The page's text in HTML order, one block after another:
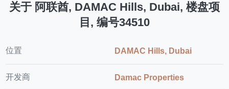
关于 阿联酋, DAMAC Hills, Dubai, 楼盘项
目, 编号34510
位置 DAMAC Hills, Dubai
开发商 Damac Properties